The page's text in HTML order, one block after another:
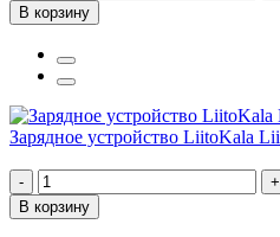
В корзину
Зарядное устройство LiitoKala
-
+
В корзину